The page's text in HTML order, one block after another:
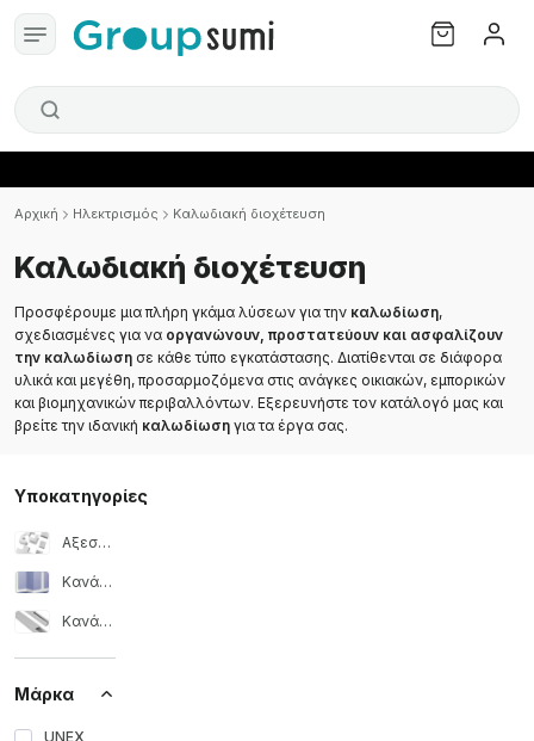
Αρχική Ηλεκτρισμός Καλωδιακή διοχέτευση
Καλωδιακή διοχέτευση
Προσφέρουμε μια πλήρη γκάμα λύσεων για την καλωδίωση,
σχεδιασμένες για να οργανώνουν, προστατεύουν και ασφαλίζουν
την καλωδίωση σε κάθε τύπο εγκατάστασης. Διατίθενται σε διάφορα
υλικά και μεγέθη, προσαρμοζόμενα στις ανάγκες οικιακών, εμπορικών
και βιομηχανικών περιβαλλόντων. Εξερευνήστε τον κατάλογό μας και
βρείτε την ιδανική καλωδίωση για τα έργα σας.
Υποκατηγορίες
Αξεσουάρ για κανάλια
Κανάλι κλιματισμού
Κανάλια
Μάρκα
UNEX